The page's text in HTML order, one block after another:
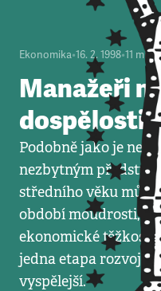
Ekonomika•16. 2. 1998•11
Manažeři
dospělosti
Podobně jako je
nezbytným
středního věku
období moudrosti,
ekonomické těžkosti
jedna etapa rozvoje
vyspělejší.